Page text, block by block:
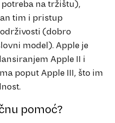
na tržištu),
tim i pristup
(dobro
model). Apple je
Apple II i
poput Apple III, što im
pomoć?